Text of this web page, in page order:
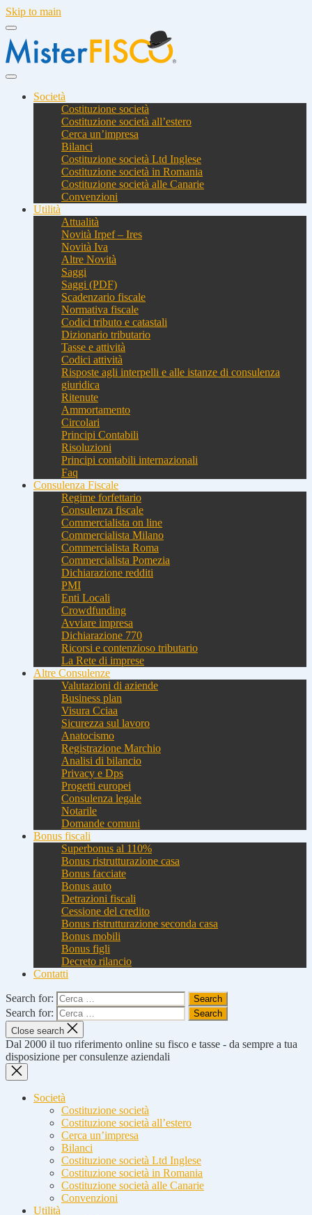
Skip to main
Società
Costituzione società
Costituzione società all’estero
Cerca un’impresa
Bilanci
Costituzione società Ltd Inglese
Costituzione società in Romania
Costituzione società alle Canarie
Convenzioni
Utilità
Attualità
Novità Irpef – Ires
Novità Iva
Altre Novità
Saggi
Saggi (PDF)
Scadenzario fiscale
Normativa fiscale
Codici tributo e catastali
Dizionario tributario
Tasse e attività
Codici attività
Risposte agli interpelli e alle istanze di consulenza
giuridica
Ritenute
Ammortamento
Circolari
Principi Contabili
Risoluzioni
Principi contabili internazionali
Faq
Consulenza Fiscale
Regime forfettario
Consulenza fiscale
Commercialista on line
Commercialista Milano
Commercialista Roma
Commercialista Pomezia
Dichiarazione redditi
PMI
Enti Locali
Crowdfunding
Avviare impresa
Dichiarazione 770
Ricorsi e contenzioso tributario
La Rete di imprese
Altre Consulenze
Valutazioni di aziende
Business plan
Visura Cciaa
Sicurezza sul lavoro
Anatocismo
Registrazione Marchio
Analisi di bilancio
Privacy e Dps
Progetti europei
Consulenza legale
Notarile
Domande comuni
Bonus fiscali
Superbonus al 110%
Bonus ristrutturazione casa
Bonus facciate
Bonus auto
Detrazioni fiscali
Cessione del credito
Bonus ristrutturazione seconda casa
Bonus mobili
Bonus figli
Decreto rilancio
Contatti
Search for:
Search for:
Close search
Dal 2000 il tuo riferimento online su fisco e tasse - da sempre a tua
disposizione per consulenze aziendali
Società
Costituzione società
Costituzione società all’estero
Cerca un’impresa
Bilanci
Costituzione società Ltd Inglese
Costituzione società in Romania
Costituzione società alle Canarie
Convenzioni
Utilità